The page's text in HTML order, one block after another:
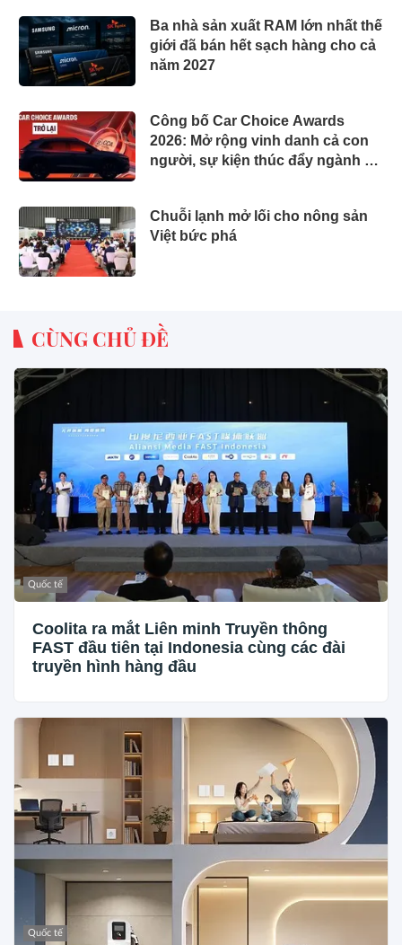
Ba nhà sản xuất RAM lớn nhất thế
giới đã bán hết sạch hàng cho cả
năm 2027
Công bố Car Choice Awards
2026: Mở rộng vinh danh cả con
người, sự kiện thúc đẩy ngành xe
Chuỗi lạnh mở lối cho nông sản
Việt bức phá
CÙNG CHỦ ĐỀ
Quốc tế
Coolita ra mắt Liên minh Truyền thông
FAST đầu tiên tại Indonesia cùng các đài
truyền hình hàng đầu
Quốc tế